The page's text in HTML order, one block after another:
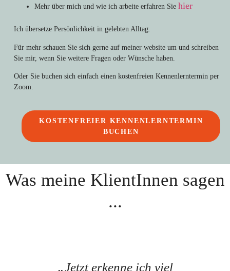
Mehr über mich und wie ich arbeite erfahren Siehier
Ich übersetze Persönlichkeit in gelebten Alltag.
Für mehr schauen Sie sich gerne auf meiner website um und schreiben
Sie mir, wenn Sie weitere Fragen oder Wünsche haben.
Oder Sie buchen sich einfach einen kostenfreien Kennenlerntermin per
Zoom.
KOSTENFREIER KENNENLERNTERMIN
BUCHEN
Was meine KlientInnen sagen
...
„Jetzt erkenne ich viel